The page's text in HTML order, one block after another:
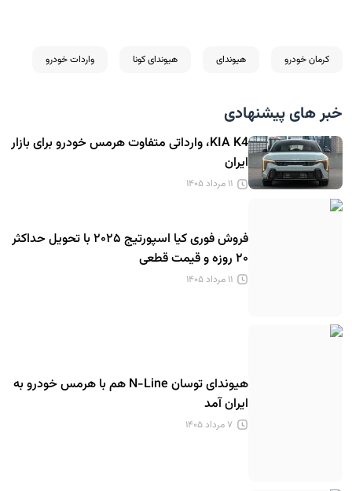
کرمان خودرو هیوندای هیوندای کونا واردات خودرو
خبر های پیشنهادی
KIA K4، وارداتی متفاوت هرمس خودرو برای بازار
ایران
۱۱ مرداد ۱۴۰۵
فروش فوری کیا اسپورتیج ۲۰۲۵ با تحویل حداکثر
۲۰ روزه و قیمت قطعی
۱۱ مرداد ۱۴۰۵
هیوندای توسان N-Line هم با هرمس خودرو به
ایران آمد
۷ مرداد ۱۴۰۵